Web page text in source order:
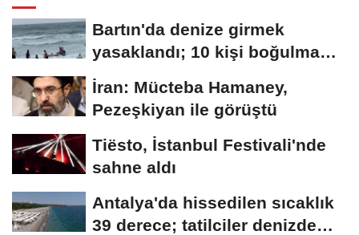
Bartın'da denize girmek
yasaklandı; 10 kişi boğulma
tehlikesi...
İran: Mücteba Hamaney,
Pezeşkiyan ile görüştü
Tiësto, İstanbul Festivali'nde
sahne aldı
Antalya'da hissedilen sıcaklık
39 derece; tatilciler denizde